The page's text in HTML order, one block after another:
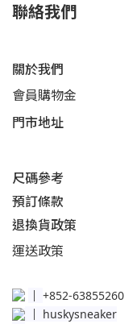
聯絡我們
關於我們
會員購物金
門市地址
尺碼參考
預訂條款
退換貨政策​
運送政策​
│ +852-63855260
huskysneaker